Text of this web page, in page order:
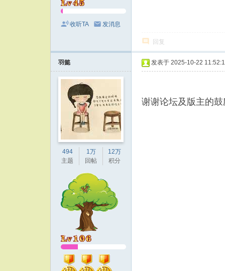
收听TA 发消息
回复
羽懿
494
主题
1万
回帖
12万
积分
发表于 2025-10-22
谢谢论坛及版主的鼓